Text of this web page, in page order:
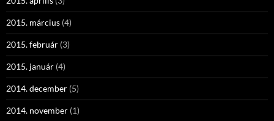
2015. március (4)
2015. február (3)
2015. január (4)
2014. december (5)
2014. november (1)